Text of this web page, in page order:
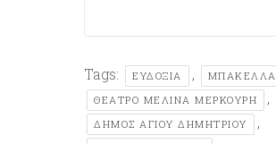
Tags: ΕΥΔΟΞΙΑ , ΜΠΑΚΕΛΛΑ
ΘΕΑΤΡΟ ΜΕΛΙΝΑ ΜΕΡΚΟΥΡΗ ,
ΔΉΜΟΣ ΑΓΊΟΥ ΔΗΜΗΤΡΊΟΥ ,